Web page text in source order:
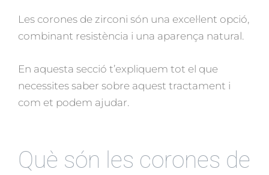
Les corones de zirconi són una excel·lent opció,
combinant resistència i una aparença natural.
En aquesta secció t’expliquem tot el que
necessites saber sobre aquest tractament i
com et podem ajudar.
Què són les corones de